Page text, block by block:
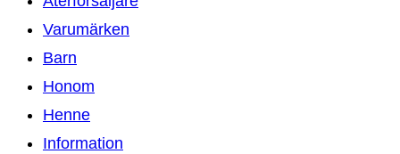
Varumärken
Barn
Honom
Henne
Information